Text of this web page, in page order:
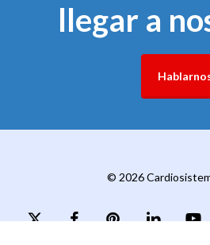
llegar a
© 2026
x-
facebookpinterestlinkedin